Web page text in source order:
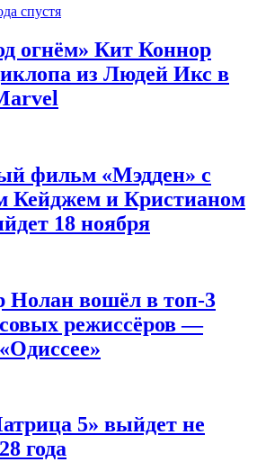
спустя
огнём» Кит Коннор
из Людей Икс в
фильм «Мэдден» с
Кейджем и Кристианом
18 ноября
Нолан вошёл в топ-3
режиссёров —
5» выйдет не
года